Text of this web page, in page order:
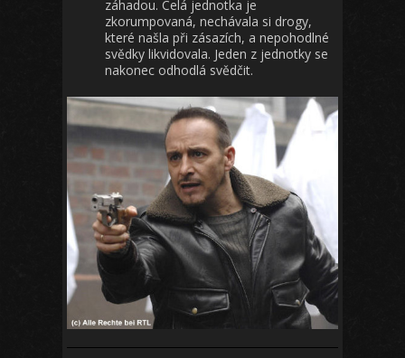
záhadou. Celá jednotka je
zkorumpovaná, nechávala si drogy,
které našla při zásazích, a nepohodlné
svědky likvidovala. Jeden z jednotky se
nakonec odhodlá svědčit.